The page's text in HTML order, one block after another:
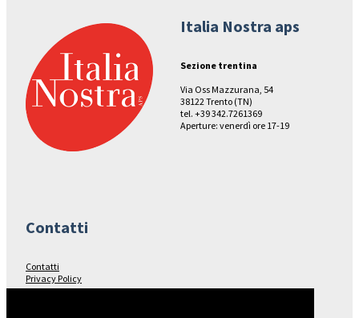
Italia Nostra aps
Sezione trentina
Via Oss Mazzurana, 54
38122 Trento (TN)
tel. +39 342.7261369
Aperture: venerdì ore 17-19
Contatti
Contatti
Privacy Policy